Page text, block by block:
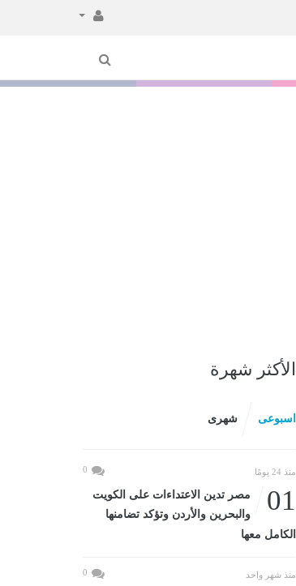
الأكثر شهرة
اسبوعى شهرى
منذ 24 يومًا 0
01
مصر تدين الاعتداءات على الكويت
والبحرين والأردن وتؤكد تضامنها
الكامل معها
منذ شهر واحد 0